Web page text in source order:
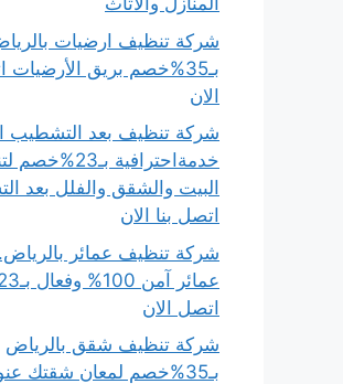
شركة تنظيف ارضيات
بـ35%خصم بريق الأرضيات
الان
شركة تنظيف بعد التشطيب
خدمةاحترافية
البيت والشقق والفلل بعد
اتصل بنا الان
شركة تنظيف عمائر
اتصل الان
شركة تنظيف شقق بالرياض
بـ35%خصم لمعان شقتك